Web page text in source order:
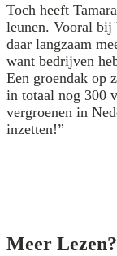
Toch heeft
leunen. Vooral
daar langzaam
want bedrijven
Een groendak op
in totaal nog 300
vergroenen in
inzetten!”
Meer Lezen?